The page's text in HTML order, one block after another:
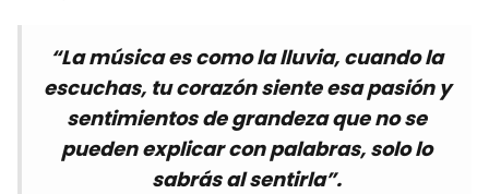
“La música es como la lluvia, cuando la
escuchas, tu corazón siente esa pasión y
sentimientos de grandeza que no se
pueden explicar con palabras, solo lo
sabrás al sentirla”.